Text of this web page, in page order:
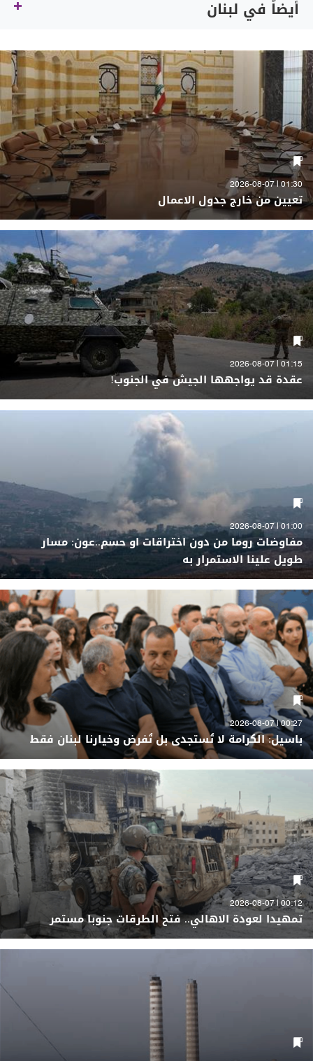
أيضاً في لبنان
01:30 | 2026-08-07
تعيين من خارج جدول الاعمال
01:15 | 2026-08-07
عقدة قد يواجهها الجيش في الجنوب!
01:00 | 2026-08-07
مفاوضات روما من دون اختراقات او حسم..عون: مسار
طويل علينا الاستمرار به
00:27 | 2026-08-07
باسيل: الكرامة لا تُستجدى بل تُفرض وخيارنا لبنان فقط
00:12 | 2026-08-07
تمهيدا لعودة الاهالي.. فتح الطرقات جنوبا مستمر